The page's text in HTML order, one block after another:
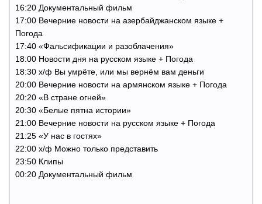
16:20 Документальный фильм
17:00 Вечерние новости на азербайджанском языке +
Погода
17:40 «Фальсификации и разоблачения»
18:00 Новости дня на русском языке + Погода
18:30 х/ф Вы умрёте, или мы вернём вам деньги
20:00 Вечерние новости на армянском языке + Погода
20:20 «В стране огней»
20:30 «Белые пятна истории»
21:00 Вечерние новости на русском языке + Погода
21:25 «У нас в гостях»
22:00 х/ф Можно только представить
23:50 Клипы
00:20 Документальный фильм